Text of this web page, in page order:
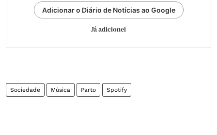
Adicionar o Diário de Notícias ao Google
Já adicionei
Sociedade Música Parto Spotify